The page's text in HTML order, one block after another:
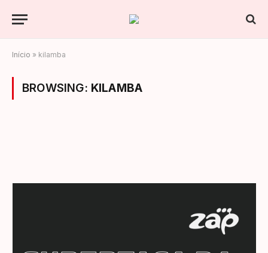
Início » kilamba
BROWSING: KILAMBA